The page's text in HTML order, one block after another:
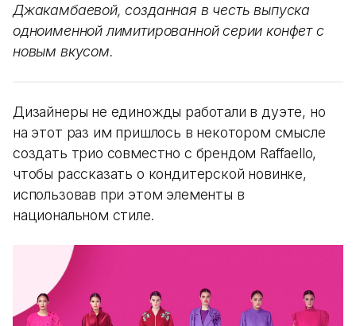
Джакамбаевой, созданная в честь выпуска
одноименной лимитированной серии конфет с
новым вкусом.
Дизайнеры не единожды работали в дуэте, но
на этот раз им пришлось в некотором смысле
создать трио совместно с брендом Raffaello,
чтобы рассказать о кондитерской новинке,
использовав при этом элементы в
национальном стиле.